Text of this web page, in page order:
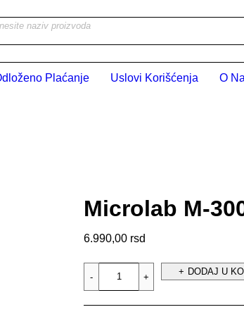
Plaćanje Uslovi Korišćenja O
Microlab M-
6.990,00 rsd
DODAJ U